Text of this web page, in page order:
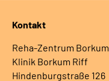
Kontakt
Reha-Zentrum Borkum
Klinik Borkum Riff
Hindenburgstraße 126